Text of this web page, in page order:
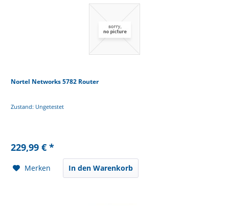
Nortel Networks 5782 Router
Zustand: Ungetestet
229,99 € *
Merken In den Warenkorb